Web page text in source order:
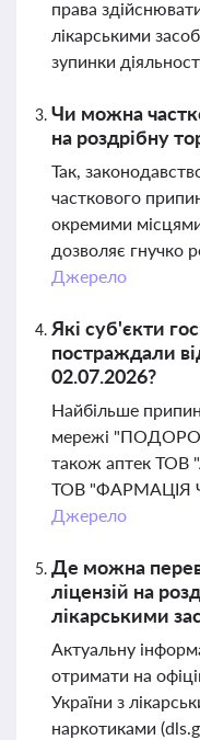
права
лікарськими
зупинки
Чи можна
на роздрібну
Так,
часткового
окремими
дозволяє гнучко
Джерело
Які суб'єкти
постраждали
02.07.2026?
Найбільше
мережі
також аптек ТОВ
ТОВ "ФАРМАЦІЯ
Джерело
Де можна
ліцензій на
лікарськими
Актуальну
отримати на
України з
наркотиками